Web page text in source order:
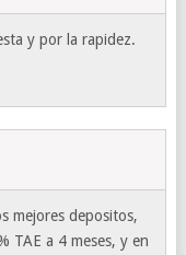
y por la rapidez.
mejores depositos,
TAE a 4 meses, y en